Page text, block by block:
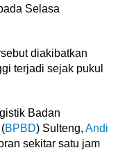
Selasa
diakibatkan
terjadi sejak pukul
Badan
BPBD) Sulteng, Andi
sekitar satu jam